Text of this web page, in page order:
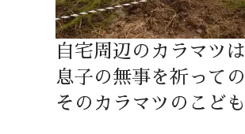
自宅周辺のカラマツ
息子の無事を祈って
そのカラマツのこど